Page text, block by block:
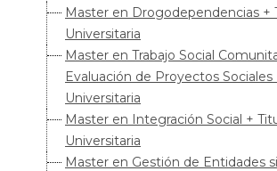
Master en Drogodependencias +
Universitaria
Master en Trabajo Social
Evaluación de Proyectos Sociales
Universitaria
Master en Integración Social +
Universitaria
Master en Gestión de Entidades